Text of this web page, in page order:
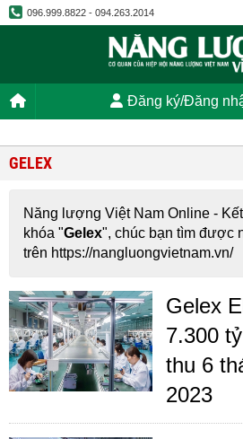
096.999.8822 - 094.263.2014
Đăng ký/Đăng
GELEX
Năng lượng Việt Nam Online -
khóa "Gelex", chúc bạn tìm được
trên https://nangluongvietnam.vn/
Gelex
7.300
thu 6
2023